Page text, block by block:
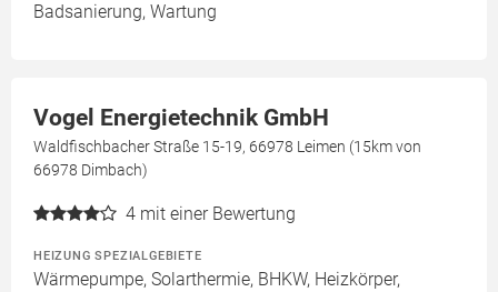
Badsanierung, Wartung
Vogel Energietechnik GmbH
Waldfischbacher Straße 15-19, 66978 Leimen (15km von
66978 Dimbach)
4 mit einer Bewertung
HEIZUNG SPEZIALGEBIETE
Wärmepumpe, Solarthermie, BHKW, Heizkörper,